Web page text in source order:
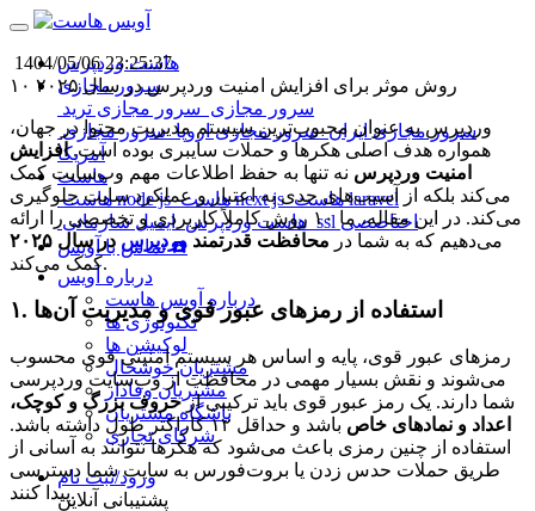
هاست وردپرس
سرور مجازی
سرور مجازی سرور مجازی ترید
سرور مجازی ایران سرور مجازی اروپا سرور مجازی
آمریکا
هاست
هاست node js
هاست next js
هاست laravel
هاست وردپرس ایمیل سازمانی
ssl اختاصصی
تماس با آویس ☎️
درباره آویس
درباره آویس هاست
تکنولوژی ها
لوکیشن ها
مشتریان خوشحال
مشتریان وفادار
باشگاه مشتریان
شرکای تجاری
ورود/ثبت نام
پشتیبانی آنلاین
1404/05/06 23:25:37
۱۰ روش موثر برای افزایش امنیت وردپرس در سال ۲۰۲۵
وردپرس به عنوان محبوب‌ترین سیستم مدیریت محتوا در جهان،
همواره هدف اصلی هکرها و حملات سایبری بوده است.افزایش
امنیت وردپرس نه تنها به حفظ اطلاعات مهم وب‌سایت کمک
می‌کند بلکه از آسیب‌های جدی به اعتبار و عملکرد سایت جلوگیری
می‌کند. در این مقاله، ما ۱۰ روش کاملاً کاربردی و تخصصی را ارائه
می‌دهیم که به شما در محافظت قدرتمند وردپرس در سال ۲۰۲۵
کمک می‌کند.
۱. استفاده از رمزهای عبور قوی و مدیریت آن‌ها
رمزهای عبور قوی، پایه و اساس هر سیستم امنیتی قوی محسوب
می‌شوند و نقش بسیار مهمی در محافظت از وب‌سایت وردپرسی
شما دارند. یک رمز عبور قوی باید ترکیبی ازحروف بزرگ و کوچک،
اعداد و نمادهای خاص
باشد و حداقل ۱۲ کاراکتر طول داشته باشد.
استفاده از چنین رمزی باعث می‌شود که هکرها نتوانند به آسانی از
طریق حملات حدس زدن یا بروت‌فورس به سایت شما دسترسی
پیدا کنند.